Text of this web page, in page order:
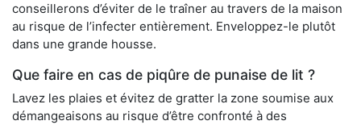
conseillerons d’éviter de le traîner au travers de la maison
au risque de l’infecter entièrement. Enveloppez-le plutôt
dans une grande housse.
Que faire en cas de piqûre de punaise de lit ?
Lavez les plaies et évitez de gratter la zone soumise aux
démangeaisons au risque d’être confronté à des